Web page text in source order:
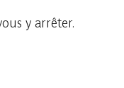
y arrêter.